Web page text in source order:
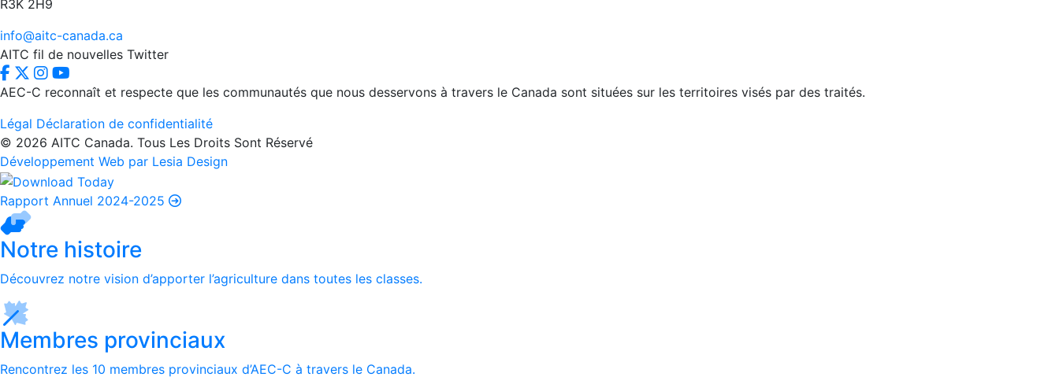
R3K 2H9
info@aitc-canada.ca
AITC fil de nouvelles Twitter
AEC-C reconnaît et respecte que les communautés que nous desservons à travers le Canada sont situées sur les territoires visés par des traités.
Légal Déclaration de confidentialité
© 2026 AITC Canada. Tous Les Droits Sont Réservé
Développement Web par Lesia Design
Rapport Annuel 2024-2025
Notre histoire
Découvrez notre vision d’apporter l’agriculture dans toutes les classes.
Membres provinciaux
Rencontrez les 10 membres provinciaux d’AEC-C à travers le Canada.